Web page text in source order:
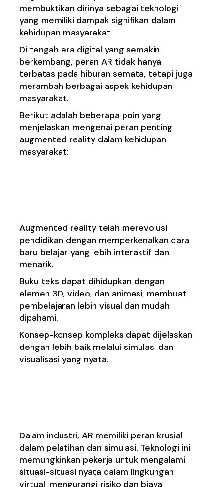
membuktikan dirinya sebagai teknologi
yang memiliki dampak signifikan dalam
kehidupan masyarakat.
Di tengah era digital yang semakin
berkembang, peran AR tidak hanya
terbatas pada hiburan semata, tetapi juga
merambah berbagai aspek kehidupan
masyarakat.
Berikut adalah beberapa poin yang
menjelaskan mengenai peran penting
augmented reality dalam kehidupan
masyarakat:
Augmented reality telah merevolusi
pendidikan dengan memperkenalkan cara
baru belajar yang lebih interaktif dan
menarik.
Buku teks dapat dihidupkan dengan
elemen 3D, video, dan animasi, membuat
pembelajaran lebih visual dan mudah
dipahami.
Konsep-konsep kompleks dapat dijelaskan
dengan lebih baik melalui simulasi dan
visualisasi yang nyata.
Dalam industri, AR memiliki peran krusial
dalam pelatihan dan simulasi. Teknologi ini
memungkinkan pekerja untuk mengalami
situasi-situasi nyata dalam lingkungan
virtual, mengurangi risiko dan biaya